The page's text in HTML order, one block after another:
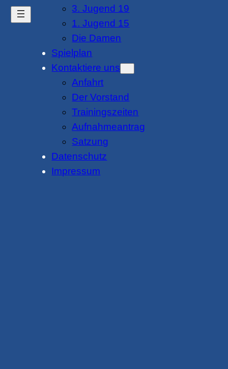
3. Jugend 19
1. Jugend 15
Die Damen
Spielplan
Kontaktiere uns
Anfahrt
Der Vorstand
Trainingszeiten
Aufnahmeantrag
Satzung
Datenschutz
Impressum